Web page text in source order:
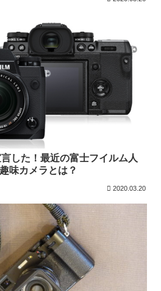
した！最近の富士フイルム人
味カメラとは？
2020.03.20